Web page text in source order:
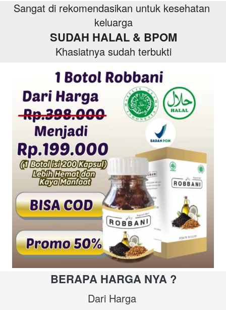
Sangat di rekomendasikan untuk kesehatan
keluarga
SUDAH HALAL & BPOM
Khasiatnya sudah terbukti
BERAPA HARGA NYA ?
Dari Harga